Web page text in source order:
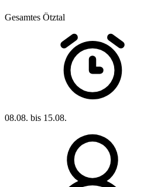
Gesamtes Ötztal
08.08. bis 15.08.